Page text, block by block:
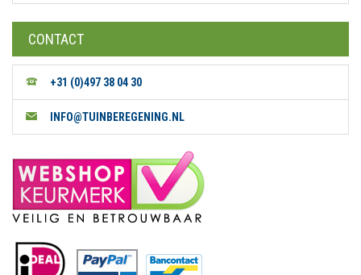
CONTACT
+31 (0)497 38 04 30
INFO@TUINBEREGENING.NL